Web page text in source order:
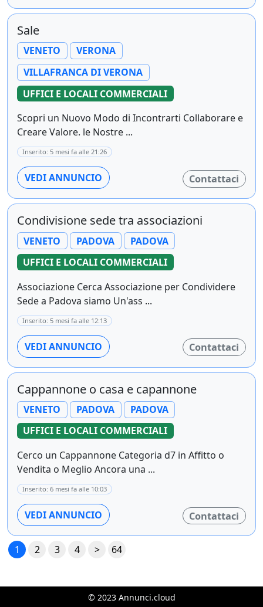
Sale
VENETO
VERONA
VILLAFRANCA DI VERONA
UFFICI E LOCALI COMMERCIALI
Scopri un Nuovo Modo di Incontrarti Collaborare e
Creare Valore. le Nostre ...
Inserito: 5 mesi fa alle 21:26
VEDI ANNUNCIO Contattaci
Condivisione sede tra associazioni
VENETO PADOVA
PADOVA
UFFICI E LOCALI COMMERCIALI
Associazione Cerca Associazione per Condividere
Sede a Padova siamo Un'ass ...
Inserito: 5 mesi fa alle 12:13
VEDI ANNUNCIO Contattaci
Cappannone o casa e capannone
VENETO PADOVA
PADOVA
UFFICI E LOCALI COMMERCIALI
Cerco un Cappannone Categoria d7 in Affitto o
Vendita o Meglio Ancora una ...
Inserito: 6 mesi fa alle 10:03
VEDI ANNUNCIO Contattaci
1 2 3 4 > 64
© 2023 Annunci.cloud